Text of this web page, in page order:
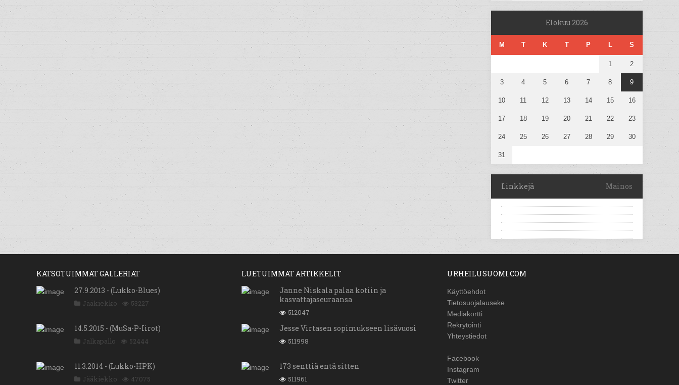
Elokuu 2026
M T K T P L S
1 2
3 4 5 6 7 8 9
10 11 12 13 14 15 16
17 18 19 20 21 22 23
24 25 26 27 28 29 30
31
Linkkejä Mainos
KATSOTUIMMAT GALLERIAT
27.9.2013 - (Lukko-Blues)
Jääkiekko 53227
14.5.2015 - (MuSa-P-Iirot)
Jalkapallo 52444
11.3.2014 - (Lukko-HPK)
Jääkiekko 47075
LUETUIMMAT ARTIKKELIT
Janne Niskala palaa kotiin ja
kasvattajaseuraansa
512047
Jesse Virtasen sopimukseen lisävuosi
511998
173 senttiä entä sitten
511961
URHEILUSUOMI.COM
Käyttöehdot
Tietosuojalauseke
Mediakortti
Rekrytointi
Yhteystiedot
Facebook
Instagram
Twitter